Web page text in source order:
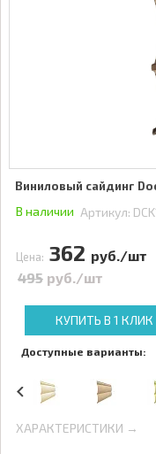
Виниловый сайдинг
В наличии Артикул:
Цена: 362 руб./шт
495 руб./шт
КУПИТЬ В 1 КЛИК
Доступные варианты:
ХАРАКТЕРИСТИКИ →